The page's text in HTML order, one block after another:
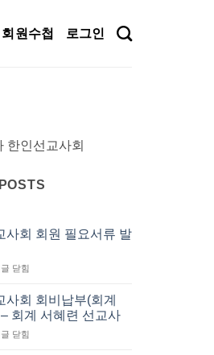
회원수첩 로그인
한인선교사회
사회 회원 필요서류 발
닫힘
사회 회비납부(회계
회계 서혜련 선교사
닫힘